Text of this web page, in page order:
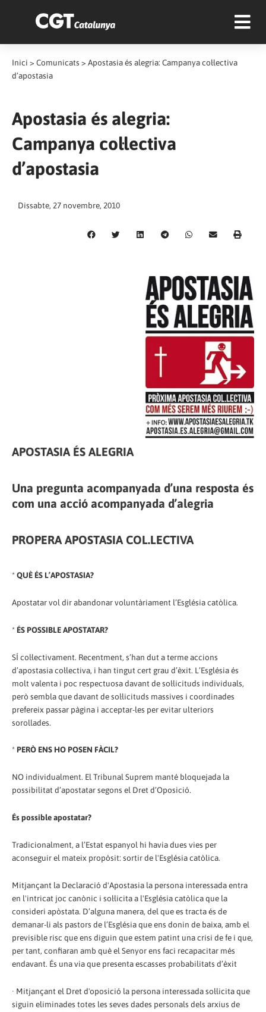
Inici > Comunicats > Apostasia és alegria: Campanya col·lectiva
d’apostasia
Apostasia és alegria:
Campanya col·lectiva
d’apostasia
Dissabte, 27 novembre, 2010
APOSTASIA ÉS ALEGRIA
Una pregunta acompanyada d’una resposta és
com una acció acompanyada d’alegria
PROPERA APOSTASIA COL.LECTIVA
*QUÈ ÉS L’APOSTASIA?
Apostatar vol dir abandonar voluntàriament l’Església catòlica.
* ÉS POSSIBLE APOSTATAR?
SÍ col·lectivament. Recentment, s’han dut a terme accions
d’apostasia col·lectiva, i han tingut cert grau d’èxit. L’Església és
molt valenta i poc respectuosa davant de sol·licituds individuals,
però sembla que davant de sol·licituds massives i coordinades
prefereix passar pàgina i acceptar-les per evitar ulteriors
sorollades.
* PERÒ ENS HO POSEN FÀCIL?
NO individualment. El Tribunal Suprem manté bloquejada la
possibilitat d’apostatar segons el Dret d’Oposició.
És possible apostatar?
Tradicionalment, a l’Estat espanyol hi havia dues vies per
aconseguir el mateix propòsit: sortir de l'Església catòlica.
Mitjançant la Declaració d'Apostasia la persona interessada entra
en l'intricat joc canònic i sol·licita a l'Església catòlica que la
consideri apòstata. D’alguna manera, del que es tracta és de
demanar-li als pastors de l’Església que ens donin de baixa, amb el
previsible risc que ens diguin que estem patint una crisi de fe i que,
per tant, confiaran amb què el Senyor ens faci recapacitar més
endavant. És una via que presenta escasses probabilitats d’èxit
· Mitjançant el Dret d'oposició la persona interessada sol·licita que
siguin eliminades totes les seves dades personals dels arxius de